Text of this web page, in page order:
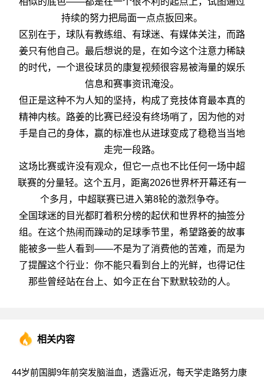
持续的努力把局面一点点扳回来。
区别在于，球队有教练组、有球迷、有媒体关注，而路
姜只有他自己。最后想说的是，在如今这个注意力稀缺
的时代，一个退役球员的康复视频很容易被海量的娱乐
信息和赛事资讯淹没。
但正是这种不为人知的坚持，构成了竞技体育最本真的
精神内核。路姜的比赛已经没有终场哨了，因为他的对
手是自己的身体，赢的标准也从进球变成了稳稳当当地
走完一段路。
这场比赛或许没有观众，但它一点也不比任何一场中超
联赛的分量轻。这个五月，距离2026世界杯开幕还有一
个多月，中超联赛已进入第8轮的激烈争夺。
全国球迷的目光都盯着积分榜的起伏和世界杯的抽签分
组。在这个热闹而躁动的足球季节里，希望路姜的故事
能被多一些人看到——不是为了消费他的苦难，而是为
了提醒这个行业：你不能只看到台上的光鲜，也得记住
那些曾经站在台上、如今正在台下默默较劲的人。
相关内容
44岁前国脚9年前突发脑溢血，透露近况，每天学走路努力康